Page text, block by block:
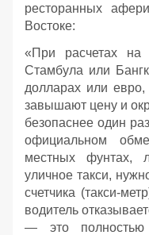
ресторанных
Востоке:
«При расчетах
Стамбула или
долларах или
завышают цену и
безопаснее один
официальном
местных фунтах,
уличное такси,
счетчика (такси-
водитель
— это полностью